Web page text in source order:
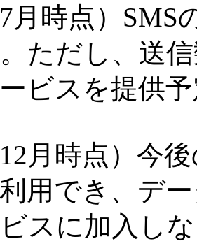
7月時点）
ただし、送
ビスを提供
12月時点）今
用でき、デ
スに加入し